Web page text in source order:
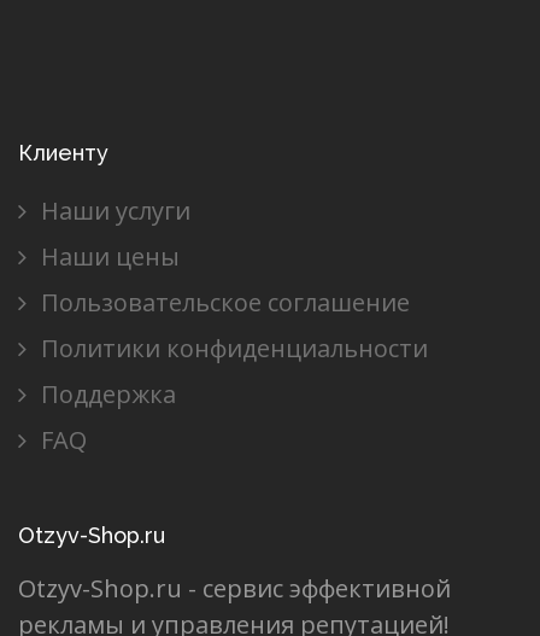
Клиенту
Наши услуги
Наши цены
Пользовательское соглашение
Политики конфиденциальности
Поддержка
FAQ
Otzyv-Shop.ru
Otzyv-Shop.ru - сервис эффективной
рекламы и управления репутацией!